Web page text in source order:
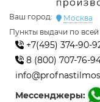
Ваш город:
Москва
Пункты выдачи по
+7(495) 374-90-
8 (800) 707-76-
Мессенджеры: